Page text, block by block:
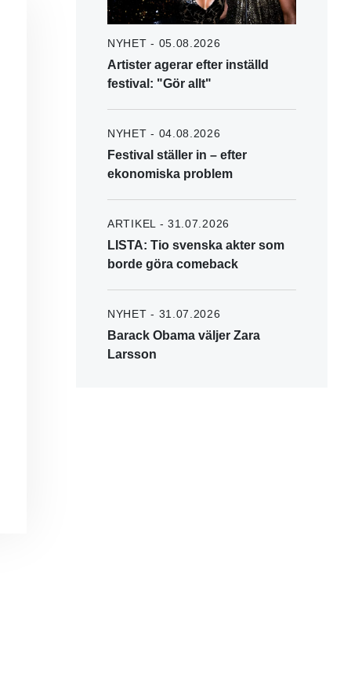
NYHET - 05.08.2026
Artister agerar efter inställd
festival: "Gör allt"
NYHET - 04.08.2026
Festival ställer in – efter
ekonomiska problem
ARTIKEL - 31.07.2026
LISTA: Tio svenska akter som
borde göra comeback
NYHET - 31.07.2026
Barack Obama väljer Zara
Larsson